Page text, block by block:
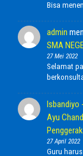
Bisa
admin
SMA
27 Mei 2022
Selamat
Isbandiyo
Ayu
Penggerak
27 April 2022
Guru